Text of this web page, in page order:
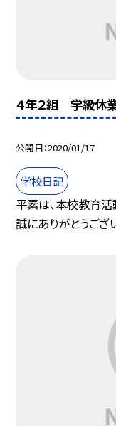
４年２組 学級休
公開日 2020/01/17
学校日記
平素は、本校教育
誠にありがとうござ